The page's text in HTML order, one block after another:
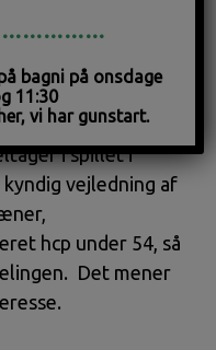
kan deltage i de
som vi har i årets
i spillet i
vejledning af
hcp under 54, så
Det mener
bagni på onsdage
11:30
vi har gunstart.